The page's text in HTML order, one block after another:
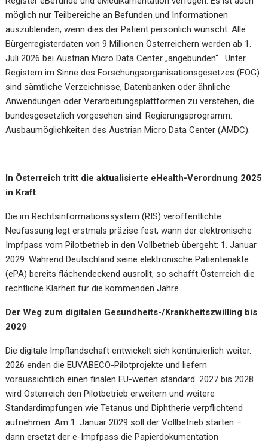
möglich nur Teilbereiche an Befunden und Informationen
auszublenden, wenn dies der Patient persönlich wünscht. Alle
Bürgerregisterdaten von 9 Millionen Österreichern werden ab 1.
Juli 2026 bei Austrian Micro Data Center „angebunden“. Unter
Registern im Sinne des Forschungsorganisationsgesetzes (FOG)
sind sämtliche Verzeichnisse, Datenbanken oder ähnliche
Anwendungen oder Verarbeitungsplattformen zu verstehen, die
bundesgesetzlich vorgesehen sind. Regierungsprogramm:
Ausbaumöglichkeiten des Austrian Micro Data Center (AMDC).
In Österreich tritt die aktualisierte eHealth-Verordnung 2025
in Kraft
Die im Rechtsinformationssystem (RIS) veröffentlichte
Neufassung legt erstmals präzise fest, wann der elektronische
Impfpass vom Pilotbetrieb in den Vollbetrieb übergeht: 1. Januar
2029. Während Deutschland seine elektronische Patientenakte
(ePA) bereits flächendeckend ausrollt, so schafft Österreich die
rechtliche Klarheit für die kommenden Jahre.
Der Weg zum digitalen Gesundheits-/Krankheitszwilling bis
2029
Die digitale Impflandschaft entwickelt sich kontinuierlich weiter.
2026 enden die EUVABECO-Pilotprojekte und liefern
voraussichtlich einen finalen EU-weiten standard. 2027 bis 2028
wird Österreich den Pilotbetrieb erweitern und weitere
Standardimpfungen wie Tetanus und Diphtherie verpflichtend
aufnehmen. Am 1. Januar 2029 soll der Vollbetrieb starten –
dann ersetzt der e-Impfpass die Papierdokumentation